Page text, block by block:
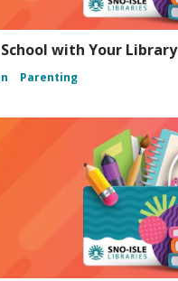
with Your Library
Parenting